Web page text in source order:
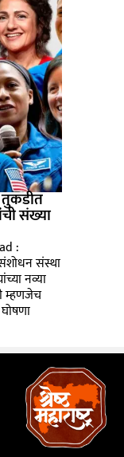
तुकडीत
संख्या
:
संस्था
नव्या
म्हणजेच